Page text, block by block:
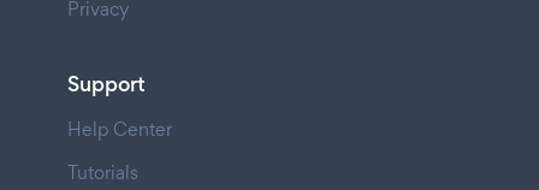
Privacy
Support
Help Center
Tutorials